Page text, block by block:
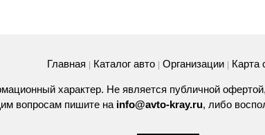
Главная Каталог авто Организации Карта
характер. Не является публичной
вопросам пишите на info@avto-kray.ru, либо